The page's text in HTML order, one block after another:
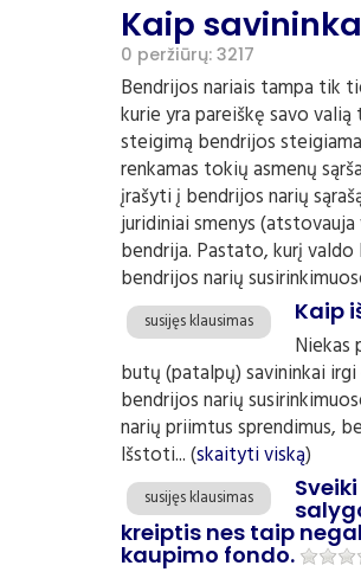
Kaip
0 peržiūrų: 3217
Bendrijos nariais tampa tik
kurie yra pareiškę savo
steigimą bendrijos
renkamas tokių asmenų
įrašyti į bendrijos narių
juridiniai smenys
bendrija. Pastato, kurį
bendrijos narių
susijęs klausimas Kaip
Niekas
butų (patalpų) savininkai
bendrijos narių
narių priimtus sprendimus,
Išstoti... (skaityti viską)
susijęs klausimas
kreiptis nes taip
kaupimo fondo.